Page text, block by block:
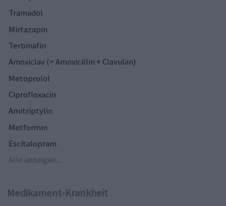
Tramadol
Mirtazapin
Terbinafin
Amoxiclav (= Amoxicillin + Clavulan)
Metoprolol
Ciprofloxacin
Amitriptylin
Metformin
Escitalopram
Alle anzeigen...
Medikament-Krankheit